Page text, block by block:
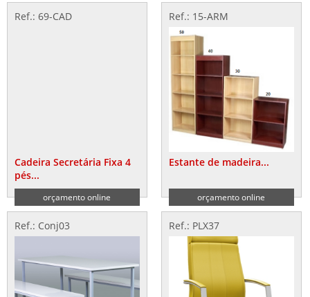
Ref.: 69-CAD
Cadeira Secretária Fixa 4
pés...
orçamento online
Ref.: 15-ARM
Estante de madeira...
orçamento online
Ref.: Conj03 Ref.: PLX37